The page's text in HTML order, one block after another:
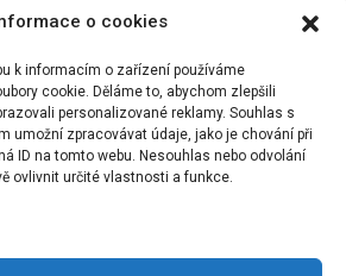
o cookies
k informacím o zařízení používáme
cookie. Děláme to, abychom zlepšili
personalizované reklamy. Souhlas s
umožní zpracovávat údaje, jako je chování při
ID na tomto webu. Nesouhlas nebo odvolání
ovlivnit určité vlastnosti a funkce.